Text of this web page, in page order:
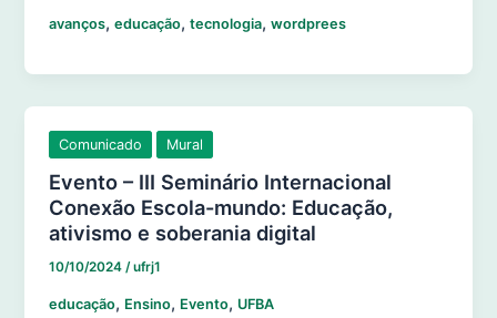
avanços,educação,tecnologia,wordprees
Comunicado Mural
Evento – III Seminário Internacional
Conexão Escola-mundo: Educação,
ativismo e soberania digital
10/10/2024/ufrj1
educação, Ensino, Evento, UFBA